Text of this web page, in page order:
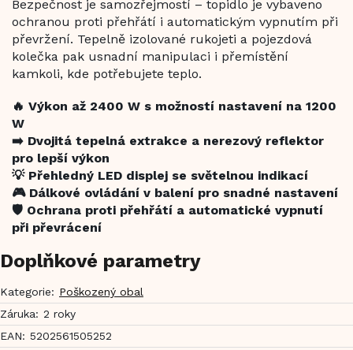
Bezpečnost je samozřejmostí – topidlo je vybaveno
ochranou proti přehřátí i automatickým vypnutím při
převržení. Tepelně izolované rukojeti a pojezdová
kolečka pak usnadní manipulaci i přemístění
kamkoli, kde potřebujete teplo.
🔥 Výkon až 2400 W s možností nastavení na 1200
W
➡️ Dvojitá tepelná extrakce a nerezový reflektor
pro lepší výkon
💡 Přehledný LED displej se světelnou indikací
🎮 Dálkové ovládání v balení pro snadné nastavení
🛡️ Ochrana proti přehřátí a automatické vypnutí
při převrácení
Doplňkové parametry
Kategorie: Poškozený obal
Záruka: 2 roky
EAN: 5202561505252